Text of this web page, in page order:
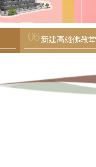
新建高雄佛教堂